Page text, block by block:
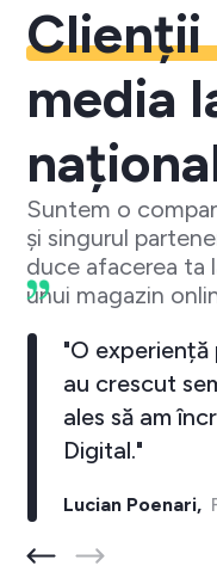
Clienții
media
Suntem o
și singurul
duce afacerea ta
unui magazin
"O
au crescut
ales să am
Digital."
Lucian Poenari,